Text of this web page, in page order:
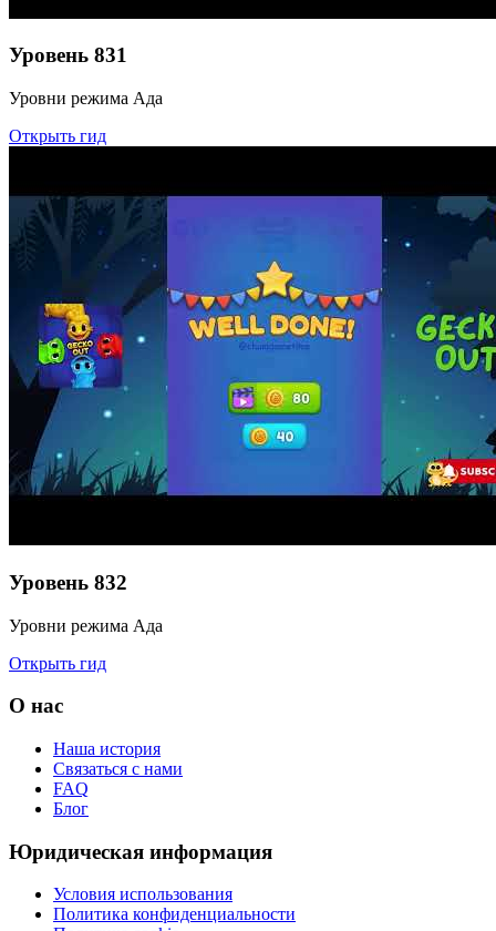
Уровень 831
Уровни режима Ада
Открыть гид
Уровень 832
Уровни режима Ада
Открыть гид
О нас
Наша история
Связаться с нами
FAQ
Блог
Юридическая информация
Условия использования
Политика конфиденциальности